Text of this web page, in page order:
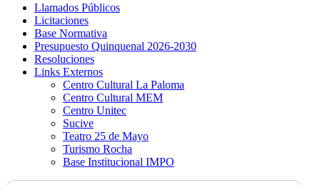
Llamados Públicos
Licitaciones
Base Normativa
Presupuesto Quinquenal 2026-2030
Resoluciones
Links Externos
Centro Cultural La Paloma
Centro Cultural MEM
Centro Unitec
Sucive
Teatro 25 de Mayo
Turismo Rocha
Base Institucional IMPO